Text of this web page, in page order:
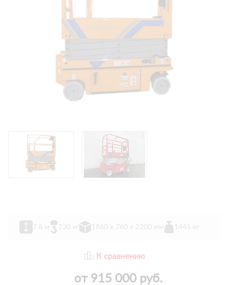
7.8 м 230 кг 1860 х 760 х 2200 мм 1445 кг
К сравнению
от 915 000 руб.